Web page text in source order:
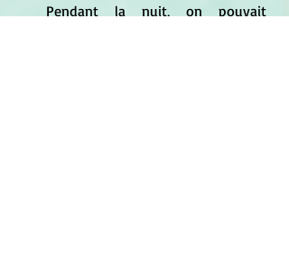
Pendant la nuit, on pouvait